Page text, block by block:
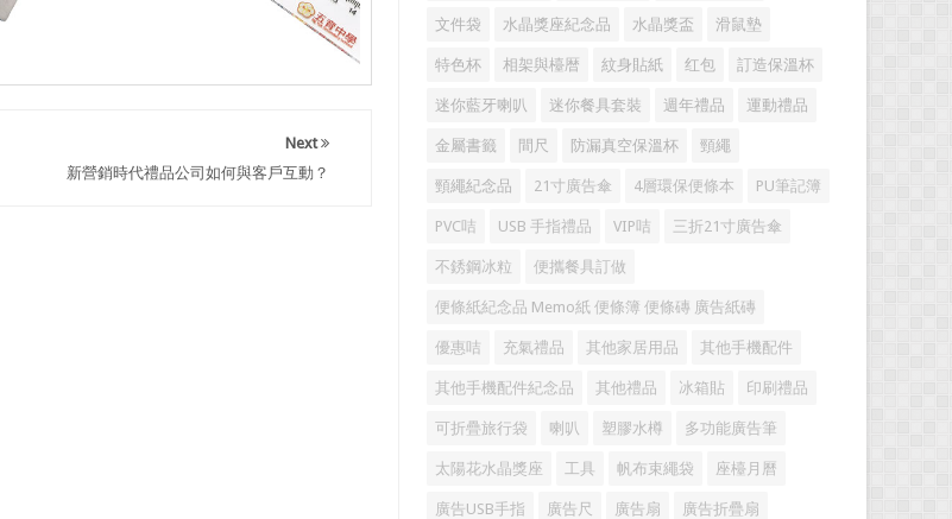
Next
新營銷時代禮品公司如何與客戶互動？
文件袋 水晶獎座紀念品 水晶獎盃 滑鼠墊
特色杯 相架與檯暦 紋身貼紙 红包 訂造保溫杯
迷你藍牙喇叭 迷你餐具套裝 週年禮品 運動禮品
金屬書籤 間尺 防漏真空保溫杯 頸繩
頸繩紀念品 21寸廣告傘 4層環保便條本 PU筆記簿
PVC咭 USB 手指禮品 VIP咭 三折21寸廣告傘
不銹鋼冰粒 便攜餐具訂做
便條紙紀念品 Memo紙 便條簿 便條磚 廣告紙磚
優惠咭 充氣禮品 其他家居用品 其他手機配件
其他手機配件紀念品 其他禮品 冰箱貼 印刷禮品
可折疊旅行袋 喇叭 塑膠水樽 多功能廣告筆
太陽花水晶獎座 工具 帆布束繩袋 座檯月曆
廣告USB手指 廣告尺 廣告扇 廣告折疊扇